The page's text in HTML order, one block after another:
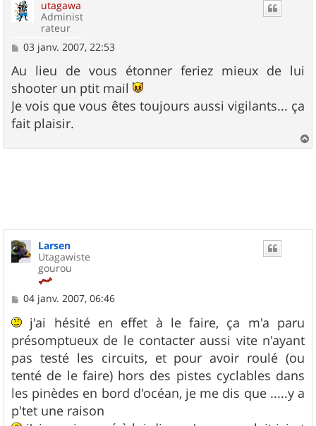
utagawa
Administ
rateur
M
s
s
a
g
e
03 janv. 2007, 22:53
Au lieu de vous étonner feriez mieux de lui
shooter un ptit mail
Je vois que vous êtes toujours aussi vigilants... ça
fait plaisir.
a
Larsen
Utagawiste
gourou
M
s
a
g
e
04 janv. 2007, 06:46
j'ai hésité en effet à le faire, ça m'a paru
présomptueux de le contacter aussi vite n'ayant
pas testé les circuits, et pour avoir roulé (ou
tenté de le faire) hors des pistes cyclables dans
les pinèdes en bord d'océan, je me dis que .....y a
p'tet une raison